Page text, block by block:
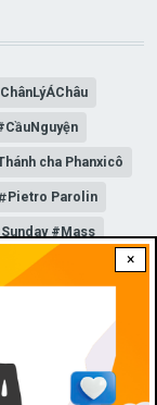
×
cha Phanxicô
Pietro Parolin
#Mass
General Audience